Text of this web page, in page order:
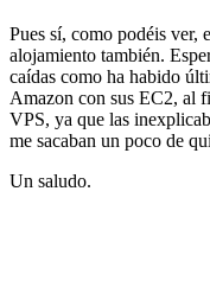
Pues sí, como podéis ver,
alojamiento también.
caídas como ha habido
Amazon con sus EC2, al
VPS, ya que las
me sacaban un poco de
Un saludo.